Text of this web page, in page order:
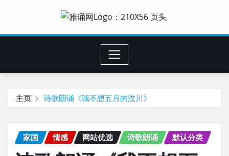
主页 诗歌朗诵《我不想五月的汶川》
家国 情感 网站优选 诗歌朗诵 默认分类